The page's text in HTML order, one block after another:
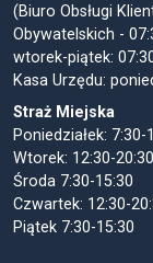
(Biuro Obsługi
Obywatelskich -
wtorek-piątek:
Kasa Urzędu:
Straż Miejska
Poniedziałek: 7:30-
Wtorek: 12:30-20:30
Środa 7:30-15:30
Czwartek: 12:30-
Piątek 7:30-15:30